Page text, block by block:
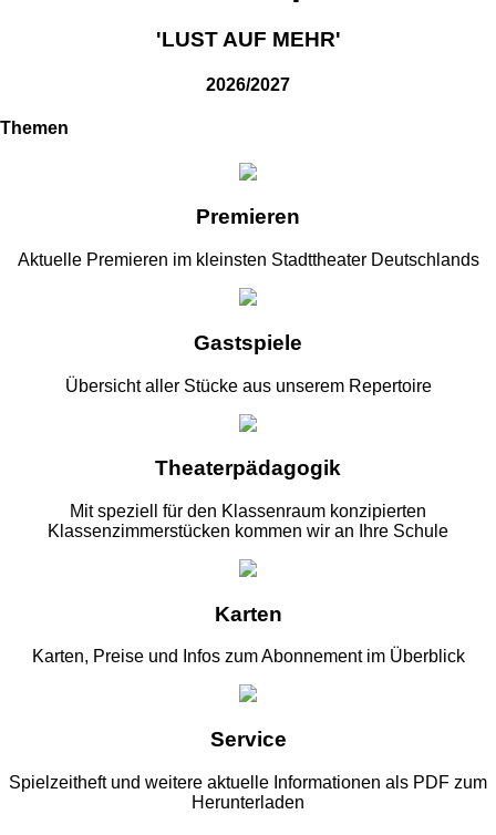
'LUST AUF MEHR'
2026/2027
Themen
Premieren
Aktuelle Premieren im kleinsten Stadttheater Deutschlands
Gastspiele
Übersicht aller Stücke aus unserem Repertoire
Theaterpädagogik
Mit speziell für den Klassenraum konzipierten
Klassenzimmerstücken kommen wir an Ihre Schule
Karten
Karten, Preise und Infos zum Abonnement im Überblick
Service
Spielzeitheft und weitere aktuelle Informationen als PDF zum
Herunterladen